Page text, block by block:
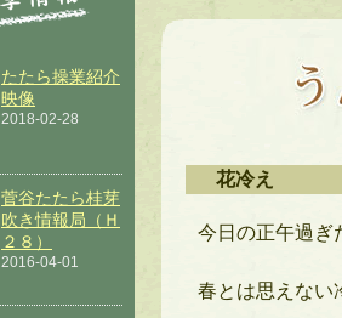
たたら操業紹介
映像
2018-02-28
菅谷たたら桂芽
吹き情報局（Ｈ
２８）
2016-04-01
花冷え
今日の正午過ぎ
春とは思えない